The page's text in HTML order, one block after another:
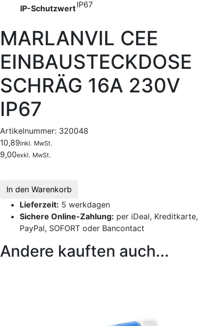
IP-SchutzwertIP67
MARLANVIL CEE
EINBAUSTECKDOSE
SCHRÄG 16A 230V
IP67
Artikelnummer: 320048
10,89inkl. MwSt.
9,00exkl. MwSt.
In den Warenkorb
Lieferzeit: 5 werkdagen
Sichere Online-Zahlung: per iDeal, Kreditkarte,
PayPal, SOFORT oder Bancontact
Andere kauften auch...